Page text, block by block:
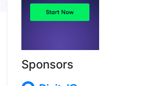
Sponsors